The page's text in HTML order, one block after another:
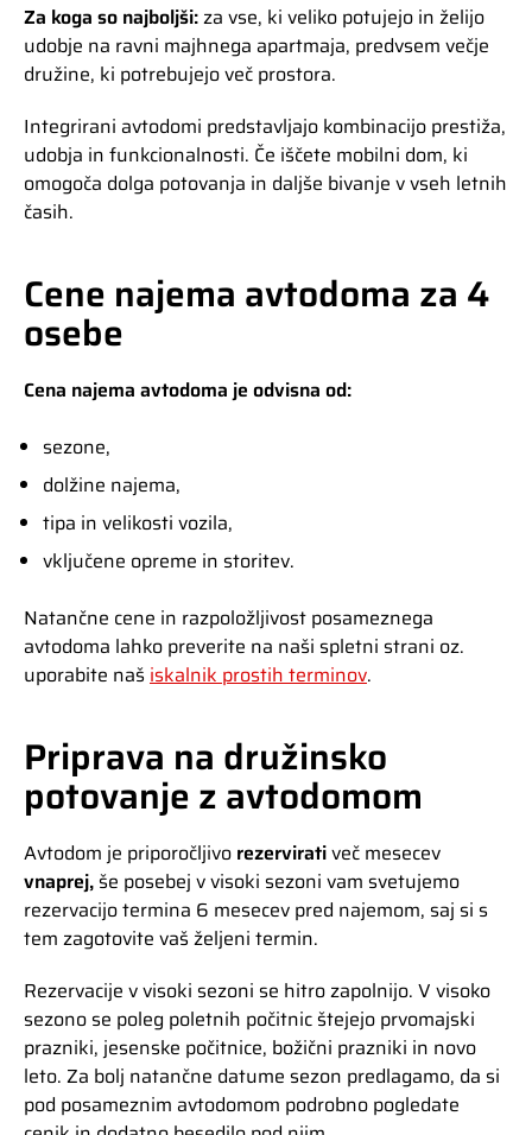
Za koga so najboljši:za vse, ki veliko potujejo in želijo
udobje na ravni majhnega apartmaja, predvsem večje
družine, ki potrebujejo več prostora.
Integrirani avtodomi predstavljajo kombinacijo prestiža,
udobja in funkcionalnosti. Če iščete mobilni dom, ki
omogoča dolga potovanja in daljše bivanje v vseh letnih
časih.
Cene najema avtodoma za 4
osebe
Cena najema avtodoma je odvisna od:
sezone,
dolžine najema,
tipa in velikosti vozila,
vključene opreme in storitev.
Natančne cene in razpoložljivost posameznega
avtodoma lahko preverite na naši spletni strani oz.
uporabite naš iskalnik prostih terminov.
Priprava na družinsko
potovanje z avtodomom
Avtodom je priporočljivo rezervirativeč mesecev
vnaprej, še posebej v visoki sezoni vam svetujemo
rezervacijo termina 6 mesecev pred najemom, saj si s
tem zagotovite vaš željeni termin.
Rezervacije v visoki sezoni se hitro zapolnijo. V visoko
sezono se poleg poletnih počitnic štejejo prvomajski
prazniki, jesenske počitnice, božični prazniki in novo
leto. Za bolj natančne datume sezon predlagamo, da si
pod posameznim avtodomom podrobno pogledate